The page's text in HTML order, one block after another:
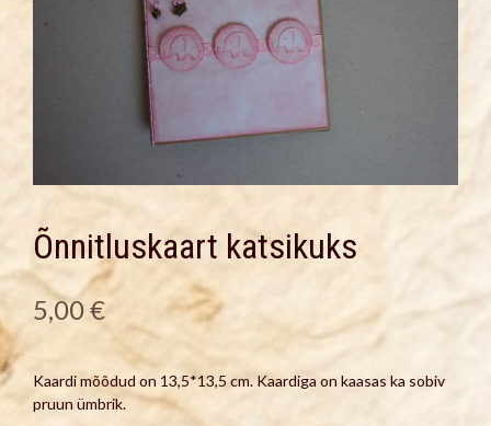
Õnnitluskaart katsikuks
5,00€
Kaardi mõõdud on 13,5*13,5 cm. Kaardiga on kaasas ka sobiv
pruun ümbrik.